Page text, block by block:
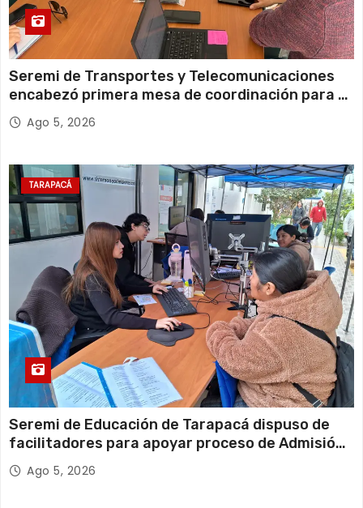
Seremi de Transportes y Telecomunicaciones
encabezó primera mesa de coordinación para el
retiro de cables en desuso en Iquique
Ago 5, 2026
TARAPACÁ
Seremi de Educación de Tarapacá dispuso de
facilitadores para apoyar proceso de Admisión
Escolar 2027
Ago 5, 2026